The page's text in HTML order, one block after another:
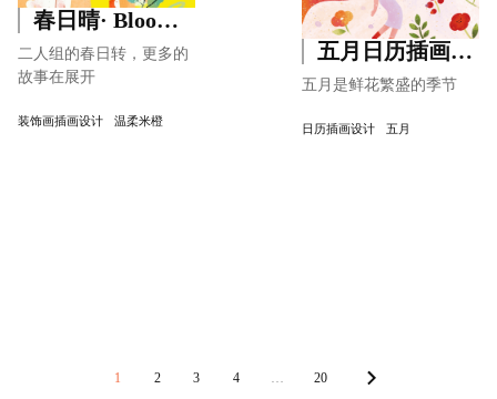
春日晴· Blooming Fun
二人组的春日转，更多的
故事在展开
装饰画插画设计 温柔米橙
五月日历插画· Season Pace
五月是鲜花繁盛的季节
日历插画设计 五月
1 2 3 4 … 20